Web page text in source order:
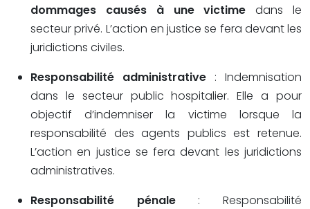
dommages causés à une victime dans le
secteur privé. L’action en justice se fera devant les
juridictions civiles.
Responsabilité administrative : Indemnisation
dans le secteur public hospitalier. Elle a pour
objectif d’indemniser la victime lorsque la
responsabilité des agents publics est retenue.
L’action en justice se fera devant les juridictions
administratives.
Responsabilité pénale : Responsabilité